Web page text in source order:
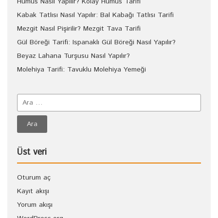
Kabak Tatlısı Nasıl Yapılır: Bal Kabağı Tatlısı Tarifi
Mezgit Nasıl Pişirilir? Mezgit Tava Tarifi
Gül Böreği Tarifi: Ispanaklı Gül Böreği Nasıl Yapılır?
Beyaz Lahana Turşusu Nasıl Yapılır?
Molehiya Tarifi: Tavuklu Molehiya Yemeği
Üst veri
Oturum aç
Kayıt akışı
Yorum akışı